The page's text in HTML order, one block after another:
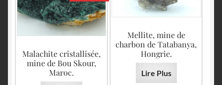
Mellite, mine de
charbon de Tatabanya,
Hongrie.
Lire Plus
Malachite cristallisée,
mine de Bou Skour,
Maroc.